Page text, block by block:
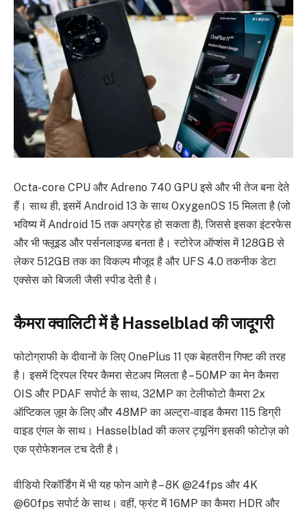
Octa-core CPU और Adreno 740 GPU इसे और भी तेज बना देते
हैं। साथ ही, इसमें Android 13 के साथ OxygenOS 15 मिलता है (जो
भविष्य में Android 15 तक अपग्रेड हो सकता है), जिससे इसका इंटरफेस
और भी फ्लूइड और पर्सनलाइज्ड बनता है। स्टोरेज ऑप्शंस में 128GB से
लेकर 512GB तक का विकल्प मौजूद है और UFS 4.0 तकनीक डेटा
एक्सेस को बिजली जैसी स्पीड देती है।
कैमरा क्वालिटी में है Hasselblad की जादूगरी
फोटोग्राफी के दीवानों के लिए OnePlus 11 एक बेहतरीन गिफ्ट की तरह
है। इसमें ट्रिपल रियर कैमरा सेटअप मिलता है – 50MP का मेन कैमरा
OIS और PDAF सपोर्ट के साथ, 32MP का टेलीफोटो कैमरा 2x
ऑप्टिकल ज़ूम के लिए और 48MP का अल्ट्रा-वाइड कैमरा 115 डिग्री
वाइड एंगल के साथ। Hasselblad की कलर ट्यूनिंग इसकी फोटोज़ को
एक प्रोफेशनल टच देती है।
वीडियो रिकॉर्डिंग में भी यह फोन आगे है – 8K @24fps और 4K
@60fps सपोर्ट के साथ। वहीं, फ्रंट में 16MP का कैमरा HDR और